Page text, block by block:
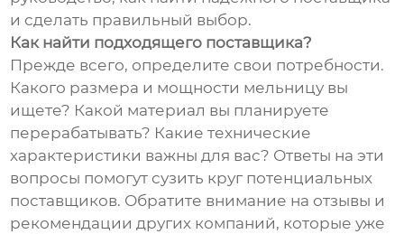
и сделать правильный выбор.
Как найти подходящего поставщика?
Прежде всего, определите свои потребности.
Какого размера и мощности мельницу вы
ищете? Какой материал вы планируете
перерабатывать? Какие технические
характеристики важны для вас? Ответы на эти
вопросы помогут сузить круг потенциальных
поставщиков. Обратите внимание на отзывы и
рекомендации других компаний, которые уже